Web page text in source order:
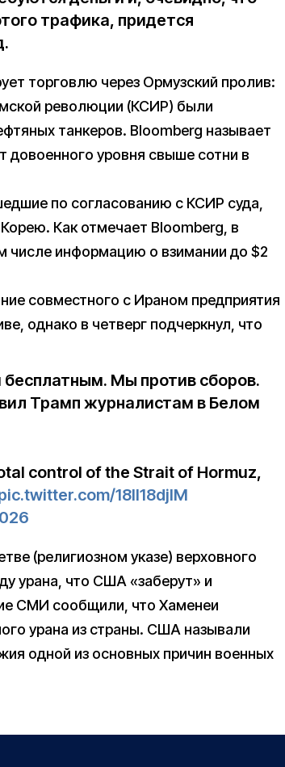
трафика, придется
торговлю через Ормузский пролив:
революции (КСИР) были
танкеров. Bloomberg называет
уровня свыше сотни в
по согласованию с КСИР суда,
Как отмечает Bloomberg, в
числе информацию о взимании до $2
совместного с Ираном предприятия
однако в четверг подчеркнул, что
Мы против сборов.
Трамп журналистам в Белом
control of the Strait of Hormuz,
18lI18djlM
(религиозном указе) верховного
урана, что США «заберут» и
СМИ сообщили, что Хаменеи
урана из страны. США называли
одной из основных причин военных